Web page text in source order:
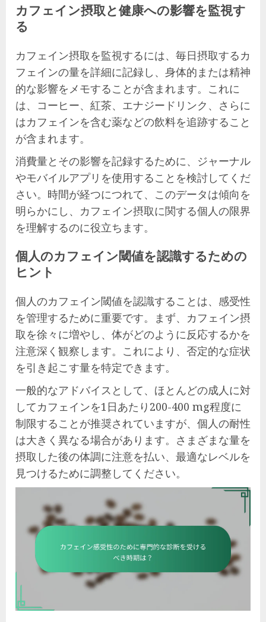
カフェイン摂取と健康への影響を監視す
る
カフェイン摂取を監視するには、毎日摂取するカ
フェインの量を詳細に記録し、身体的または精神
的な影響をメモすることが含まれます。これに
は、コーヒー、紅茶、エナジードリンク、さらに
はカフェインを含む薬などの飲料を追跡すること
が含まれます。
消費量とその影響を記録するために、ジャーナル
やモバイルアプリを使用することを検討してくだ
さい。時間が経つにつれて、このデータは傾向を
明らかにし、カフェイン摂取に関する個人の限界
を理解するのに役立ちます。
個人のカフェイン閾値を認識するための
ヒント
個人のカフェイン閾値を認識することは、感受性
を管理するために重要です。まず、カフェイン摂
取を徐々に増やし、体がどのように反応するかを
注意深く観察します。これにより、否定的な症状
を引き起こす量を特定できます。
一般的なアドバイスとして、ほとんどの成人に対
してカフェインを1日あたり200-400 mg程度に
制限することが推奨されていますが、個人の耐性
は大きく異なる場合があります。さまざまな量を
摂取した後の体調に注意を払い、最適なレベルを
見つけるために調整してください。